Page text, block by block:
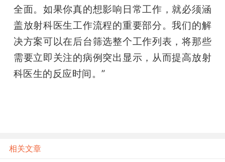
全面。如果你真的想影响日常工作，就必须涵
盖放射科医生工作流程的重要部分。我们的解
决方案可以在后台筛选整个工作列表，将那些
需要立即关注的病例突出显示，从而提高放射
科医生的反应时间。”
相关文章